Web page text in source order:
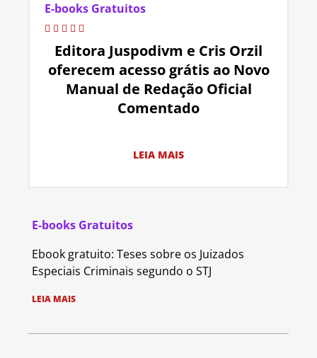
E-books Gratuitos
Editora Juspodivm e Cris Orzil
oferecem acesso grátis ao Novo
Manual de Redação Oficial
Comentado
LEIA MAIS
E-books Gratuitos
Ebook gratuito: Teses sobre os Juizados
Especiais Criminais segundo o STJ
LEIA MAIS